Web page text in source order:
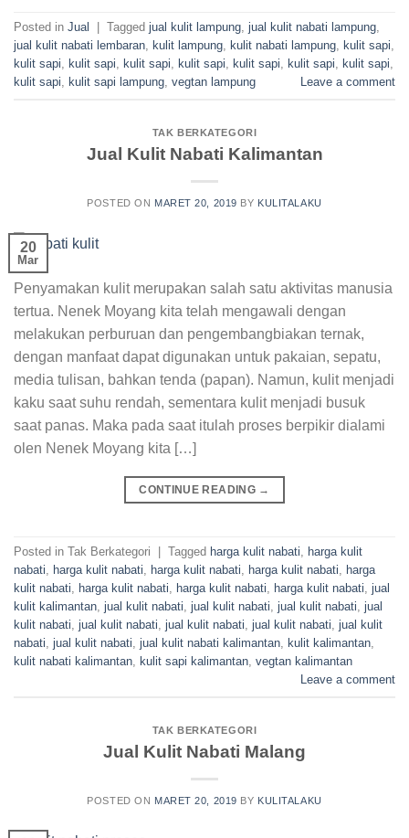
Posted in Jual Tagged jual kulit lampung, jual kulit nabati lampung,
jual kulit nabati lembaran, kulit lampung, kulit nabati lampung, kulit sapi,
kulit sapi, kulit sapi, kulit sapi, kulit sapi, kulit sapi, kulit sapi, kulit sapi,
kulit sapi, kulit sapi lampung, vegtan lampung Leave a comment
TAK BERKATEGORI
Jual Kulit Nabati Kalimantan
POSTED ON MARET 20, 2019 BY KULITALAKU
20
Mar
Penyamakan kulit merupakan salah satu aktivitas manusia
tertua. Nenek Moyang kita telah mengawali dengan
melakukan perburuan dan pengembangbiakan ternak,
dengan manfaat dapat digunakan untuk pakaian, sepatu,
media tulisan, bahkan tenda (papan). Namun, kulit menjadi
kaku saat suhu rendah, sementara kulit menjadi busuk
saat panas. Maka pada saat itulah proses berpikir dialami
olen Nenek Moyang kita […]
CONTINUE READING →
Posted in Tak Berkategori Tagged harga kulit nabati, harga kulit
nabati, harga kulit nabati, harga kulit nabati, harga kulit nabati, harga
kulit nabati, harga kulit nabati, harga kulit nabati, harga kulit nabati, jual
kulit kalimantan, jual kulit nabati, jual kulit nabati, jual kulit nabati, jual
kulit nabati, jual kulit nabati, jual kulit nabati, jual kulit nabati, jual kulit
nabati, jual kulit nabati, jual kulit nabati kalimantan, kulit kalimantan,
kulit nabati kalimantan, kulit sapi kalimantan, vegtan kalimantan
Leave a comment
TAK BERKATEGORI
Jual Kulit Nabati Malang
POSTED ON MARET 20, 2019 BY KULITALAKU